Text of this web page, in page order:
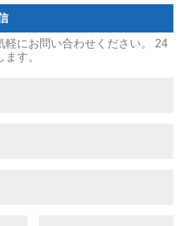
軽にお問い合わせください。 24
す。